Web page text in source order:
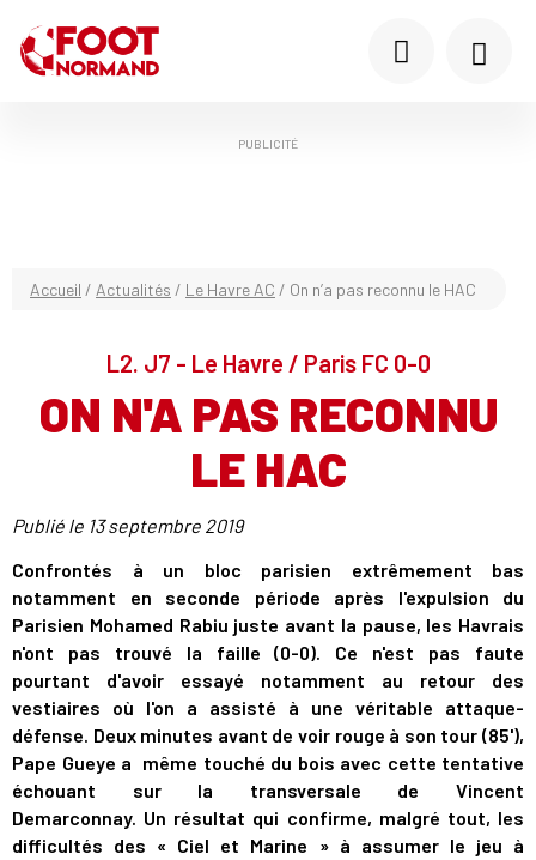
PUBLICITÉ
Accueil / Actualités / Le Havre AC / On n’a pas reconnu le HAC
L2. J7 - Le Havre / Paris FC 0-0
ON N'A PAS RECONNU
LE HAC
Publié le 13 septembre 2019
Confrontés à un bloc parisien extrêmement bas
notamment en seconde période après l'expulsion du
Parisien Mohamed Rabiu juste avant la pause, les Havrais
n'ont pas trouvé la faille (0-0). Ce n'est pas faute
pourtant d'avoir essayé notamment au retour des
vestiaires où l'on a assisté à une véritable attaque-
défense. Deux minutes avant de voir rouge à son tour (85'),
Pape Gueye a même touché du bois avec cette tentative
échouant sur la transversale de Vincent
Demarconnay. Un résultat qui confirme, malgré tout, les
difficultés des « Ciel et Marine » à assumer le jeu à